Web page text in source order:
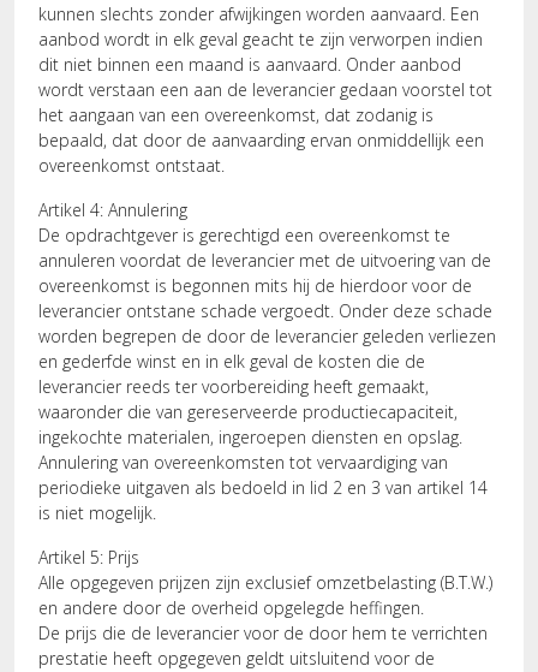
kunnen slechts zonder afwijkingen worden aanvaard. Een
aanbod wordt in elk geval geacht te zijn verworpen indien
dit niet binnen een maand is aanvaard. Onder aanbod
wordt verstaan een aan de leverancier gedaan voorstel tot
het aangaan van een overeenkomst, dat zodanig is
bepaald, dat door de aanvaarding ervan onmiddellijk een
overeenkomst ontstaat.
Artikel 4: Annulering
De opdrachtgever is gerechtigd een overeenkomst te
annuleren voordat de leverancier met de uitvoering van de
overeenkomst is begonnen mits hij de hierdoor voor de
leverancier ontstane schade vergoedt. Onder deze schade
worden begrepen de door de leverancier geleden verliezen
en gederfde winst en in elk geval de kosten die de
leverancier reeds ter voorbereiding heeft gemaakt,
waaronder die van gereserveerde productiecapaciteit,
ingekochte materialen, ingeroepen diensten en opslag.
Annulering van overeenkomsten tot vervaardiging van
periodieke uitgaven als bedoeld in lid 2 en 3 van artikel 14
is niet mogelijk.
Artikel 5: Prijs
Alle opgegeven prijzen zijn exclusief omzetbelasting (B.T.W.)
en andere door de overheid opgelegde heffingen.
De prijs die de leverancier voor de door hem te verrichten
prestatie heeft opgegeven geldt uitsluitend voor de